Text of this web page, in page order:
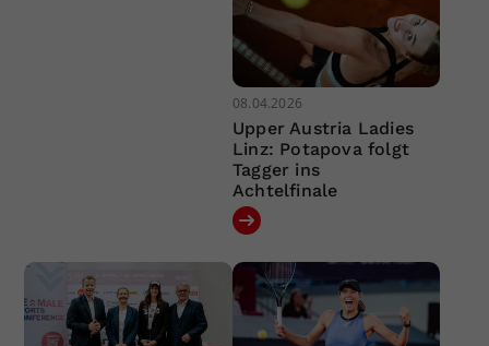
08.04.2026
Upper Austria Ladies
Linz: Potapova folgt
Tagger ins
Achtelfinale